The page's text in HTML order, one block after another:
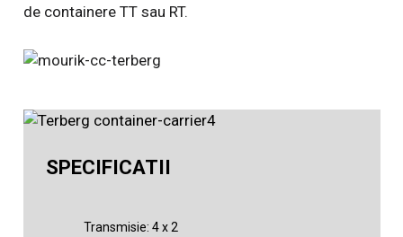
de containere TT sau RT.
SPECIFICATII
Transmisie: 4 x 2